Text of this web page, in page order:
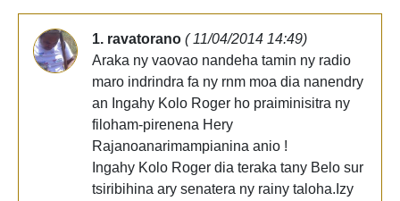
1. ravatorano ( 11/04/2014 14:49)
Araka ny vaovao nandeha tamin ny radio
maro indrindra fa ny rnm moa dia nanendry
an Ingahy Kolo Roger ho praiminisitra ny
filoham-pirenena Hery
Rajanoanarimampianina anio !
Ingahy Kolo Roger dia teraka tany Belo sur
tsiribihina ary senatera ny rainy taloha.Izy